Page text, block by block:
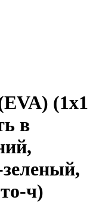
(1х1
в
ч)